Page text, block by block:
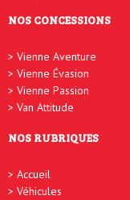
NOS CONCESSIONS
Vienne Aventure
Vienne Évasion
Vienne Passion
Van Attitude
NOS RUBRIQUES
Accueil
Véhicules